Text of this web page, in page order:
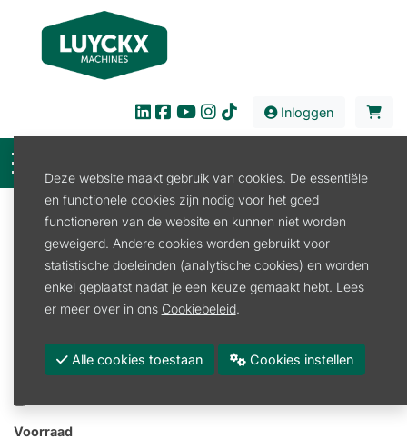
Inloggen
Filter
Verkoop
Scheermachine
Promoties
Merk
Voorraad
Deze website maakt gebruik van cookies. De essentiële
en functionele cookies zijn nodig voor het goed
functioneren van de website en kunnen niet worden
geweigerd. Andere cookies worden gebruikt voor
statistische doeleinden (analytische cookies) en worden
enkel geplaatst nadat je een keuze gemaakt hebt. Lees
er meer over in ons Cookiebeleid.
Alle cookies toestaan Cookies instellen